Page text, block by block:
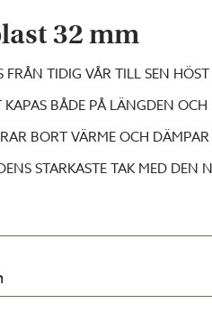
32 mm
FRÅN TIDIG VÅR TILL SEN HÖST
KAPAS BÅDE PÅ LÄNGDEN OCH
BORT VÄRME OCH
STARKASTE TAK MED DEN